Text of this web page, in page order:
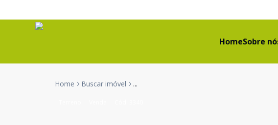
HomeSobre
Home Buscar imóvel ...